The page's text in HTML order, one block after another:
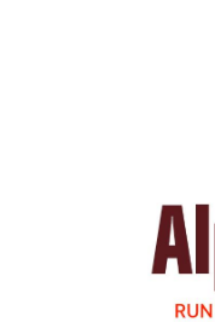
Résultats
Galerie
Infos pratiques